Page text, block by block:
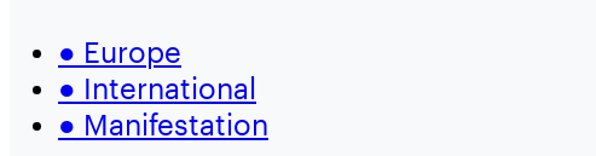
● Europe
● International
● Manifestation